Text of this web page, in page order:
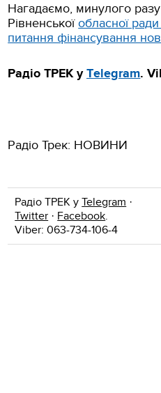
Нагадаємо, минулого разу
Рівненськоїобласної
питання фінансування
Радіо ТРЕК у Тelegram.
Радіо Трек: НОВИНИ
Радіо ТРЕК уTelegram ·
Twitter · Facebook.
Viber: 063-734-106-4